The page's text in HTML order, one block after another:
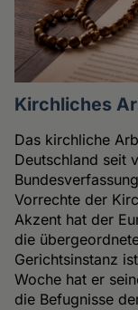
Kirchliches
Das kirchliche
Deutschland seit
Vorrechte der
Akzent hat der
die
Gerichtsinstanz
Woche hat er
die Befugnisse